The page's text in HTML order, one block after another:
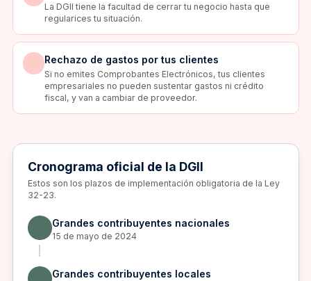
La DGII tiene la facultad de cerrar tu negocio hasta que
regularices tu situación.
Rechazo de gastos por tus clientes
Si no emites Comprobantes Electrónicos, tus clientes
empresariales no pueden sustentar gastos ni crédito
fiscal, y van a cambiar de proveedor.
Cronograma oficial de la DGII
Estos son los plazos de implementación obligatoria de la Ley
32-23.
Grandes contribuyentes nacionales
15 de mayo de 2024
Grandes contribuyentes locales